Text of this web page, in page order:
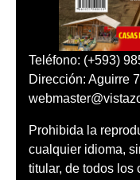
Teléfono: (+593)
Dirección: Aguirre
Prohibida la
cualquier idioma,
titular, de todos los